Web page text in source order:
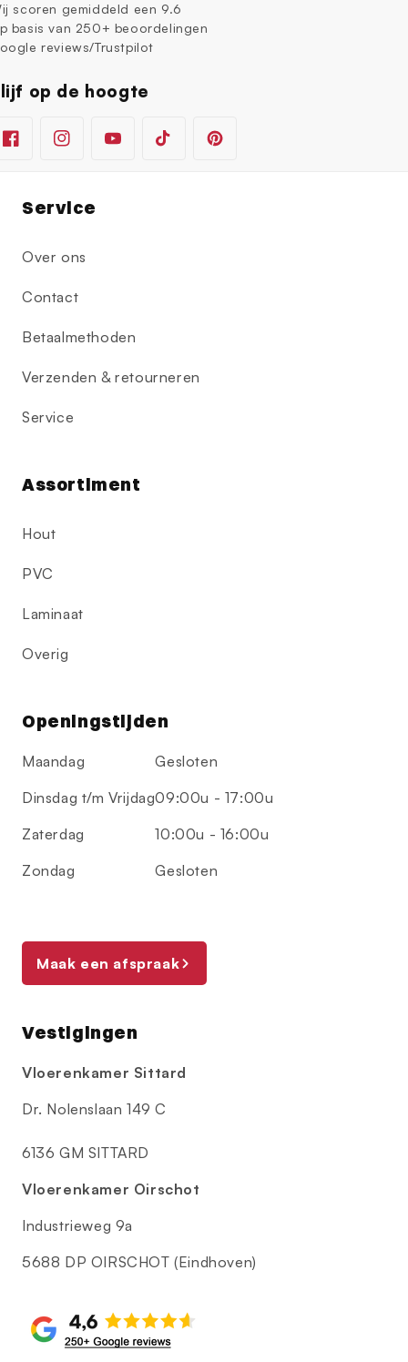
scoren gemiddeld een 9.6
basis van 250+ beoordelingen
reviews/Trustpilot
op de hoogte
FacebookInstagramYouTubeTikTok Pinterest
Service
Over ons
Contact
Betaalmethoden
Verzenden & retourneren
Service
Assortiment
Hout
PVC
Laminaat
Overig
Openingstijden
Maandag
Dinsdag t/m Vrijdag
Zaterdag
Zondag
Gesloten
09:00u - 17:00u
10:00u - 16:00u
Gesloten
Maak een afspraak
Vestigingen
Vloerenkamer Sittard
Dr. Nolenslaan 149 C
6136 GM SITTARD
Vloerenkamer Oirschot
Industrieweg 9a
5688 DP OIRSCHOT (Eindhoven)